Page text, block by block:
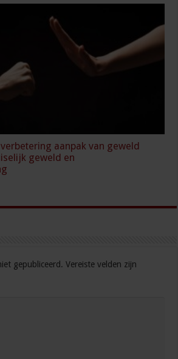
aanpak van geweld
geweld en
gepubliceerd. Vereiste velden zijn